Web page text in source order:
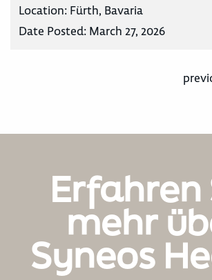
Location: Fürth, Bavaria
Date Posted: March 27, 2026
Erfahren
mehr
Syneos